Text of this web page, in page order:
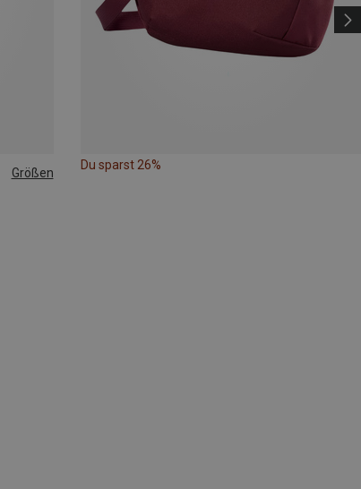
Größen
Du sparst 26%